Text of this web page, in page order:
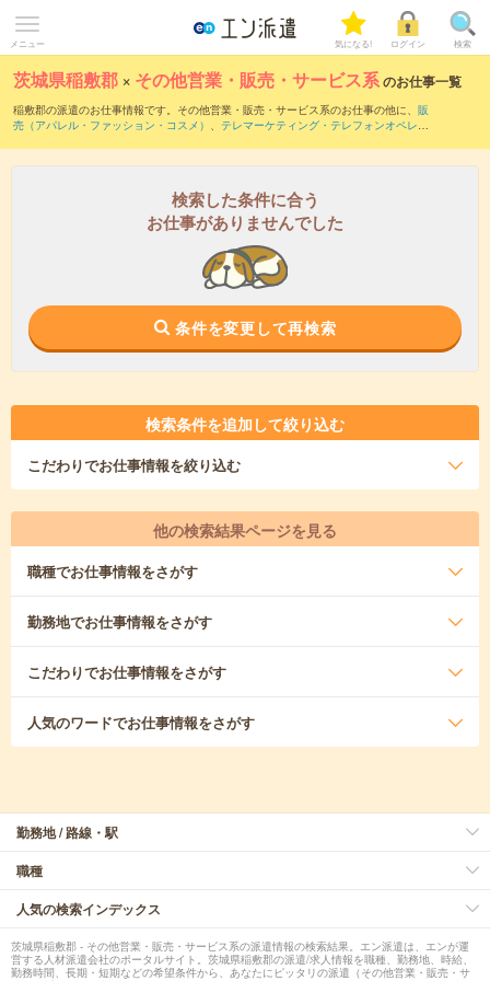
メニュー 気になる! ログイン 検索
茨城県稲敷郡 × その他営業・販売・サービス系のお仕事一覧
稲敷郡の派遣のお仕事情報です。その他営業・販売・サービス系のお仕事の他に、 販
売（アパレル・ファッション・コスメ） 、 テレマーケティング・テレフォンオペレー
でいただけます。
検索した条件に合う
お仕事がありませんでした
条件を変更して再検索
検索条件を追加して絞り込む
こだわりでお仕事情報を絞り込む
他の検索結果ページを見る
職種でお仕事情報をさがす
勤務地でお仕事情報をさがす
こだわりでお仕事情報をさがす
人気のワードでお仕事情報をさがす
勤務地 / 路線・駅
職種
人気の検索インデックス
茨城県稲敷郡 - その他営業・販売・サービス系の派遣情報の検索結果。エン派遣は、エンが運
営する人材派遣会社のポータルサイト。茨城県稲敷郡の派遣/求人情報を職種、勤務地、時給、
勤務時間、長期・短期などの希望条件から、あなたにピッタリの派遣（その他営業・販売・サ